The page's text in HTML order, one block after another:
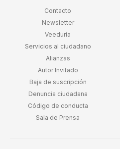
Contacto
Newsletter
Veeduría
Servicios al ciudadano
Alianzas
Autor Invitado
Baja de suscripción
Denuncia ciudadana
Código de conducta
Sala de Prensa